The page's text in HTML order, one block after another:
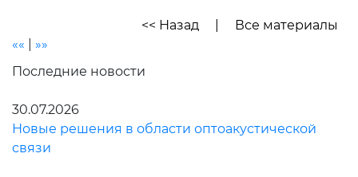
<< Назад
Все материалы
««
»»
Последние новости
30.07.2026
Новые решения в области оптоакустической
связи